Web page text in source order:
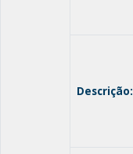
Descrição: